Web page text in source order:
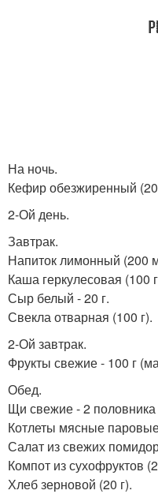
На ночь.
Кефир обезжиренный
2-Ой день.
Завтрак.
Напиток лимонный (200
Каша геркулесовая (100
Сыр белый - 20 г.
Свекла отварная (100 г).
2-Ой завтрак.
Фрукты свежие - 100 г
Обед.
Щи свежие - 2
Котлеты мясные
Салат из свежих
Компот из сухофруктов
Хлеб зерновой (20 г).